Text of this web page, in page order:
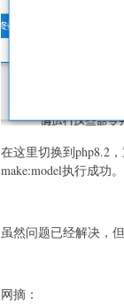
在这里切换到php8.2
make:model执行成功。
虽然问题已经解决，
网摘：